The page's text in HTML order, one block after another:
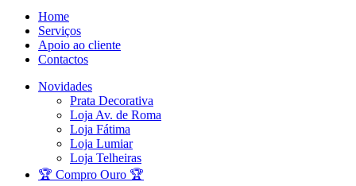
Home
Serviços
Apoio ao cliente
Contactos
Novidades
Prata Decorativa
Loja Av. de Roma
Loja Fátima
Loja Lumiar
Loja Telheiras
🏆 Compro Ouro 🏆